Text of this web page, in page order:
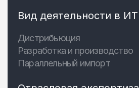
Вид деятельности в ИТ
Дистрибьюция
Разработка и производство
Параллельный импорт